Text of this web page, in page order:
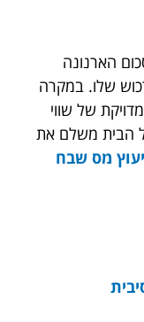
הארנונה
שלו. במקרה
של שווי
הבית משלם את
מס שבח